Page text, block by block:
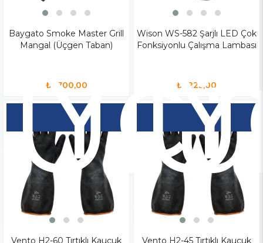
Baygato Smoke Master Grill
Mangal (Üçgen Taban)
₺1.700,00
Wison WS-582 Şarjlı LED Çok
Fonksiyonlu Çalışma Lambası
₺1.225,00
Vento H2-60 Tırtıklı Kauçuk
Vento H2-45 Tırtıklı Kauçuk